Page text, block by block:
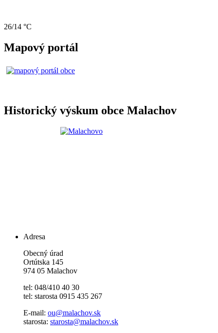
26/14 °C
Mapový portál
Historický výskum obce Malachov
Adresa
Obecný úrad
Ortútska 145
974 05 Malachov
tel: 048/410 40 30
tel: starosta 0915 435 267
E-mail: ou@malachov.sk
starosta: starosta@malachov.sk